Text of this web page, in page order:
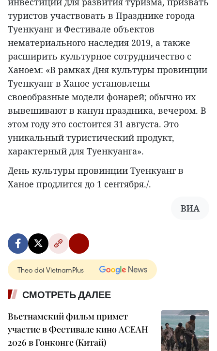
туристов участвовать в Празднике города
Туенкуанг и Фестивале объектов
нематериального наследия 2019, а также
расширить культурное сотрудничество с
Ханоем: «В рамках Дня культуры провинции
Туенкуанг в Ханое установлены
своеобразные модели фонарей; обычно их
вывешивают в канун праздника, вечером. В
этом году это состоится 31 августа. Это
уникальный туристический продукт,
характерный для Туенкуанга».
День культуры провинции Туенкуанг в
Ханое продлится до 1 сентября./.
ВИА
Theo dõi VietnamPlus
СМОТРЕТЬ ДАЛЕЕ
Вьетнамский фильм примет
участие в Фестивале кино АСЕАН
2026 в Гонконге (Китай)